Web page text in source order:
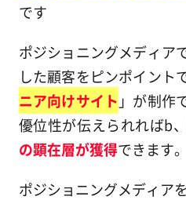
です
ポジショニングメディア
した顧客をピンポイント
ニア向けサイト 」が制作
優位性が伝えられればb、
の顕在層が獲得できます。
ポジショニングメディア